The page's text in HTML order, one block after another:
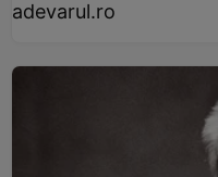
adevarul.ro